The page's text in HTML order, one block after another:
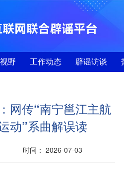
野 工作动态 辟谣访谈
网传“南宁邕江主航
动”系曲解误读
时间： 2026-07-03